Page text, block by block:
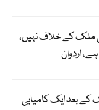
ملک کے خلاف نہیں،
اردوان
کے بعد ایک کامیابی